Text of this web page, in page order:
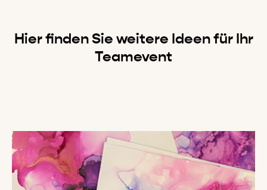
Hier finden Sie weitere Ideen für Ihr
Teamevent